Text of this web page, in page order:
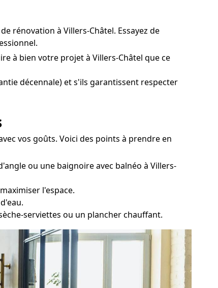
rénovation à Villers-Châtel. Essayez de
à bien votre projet à Villers-Châtel que ce
décennale) et s'ils garantissent respecter
vos goûts. Voici des points à prendre en
ou une baignoire avec balnéo à Villers-
l'espace.
serviettes ou un plancher chauffant.